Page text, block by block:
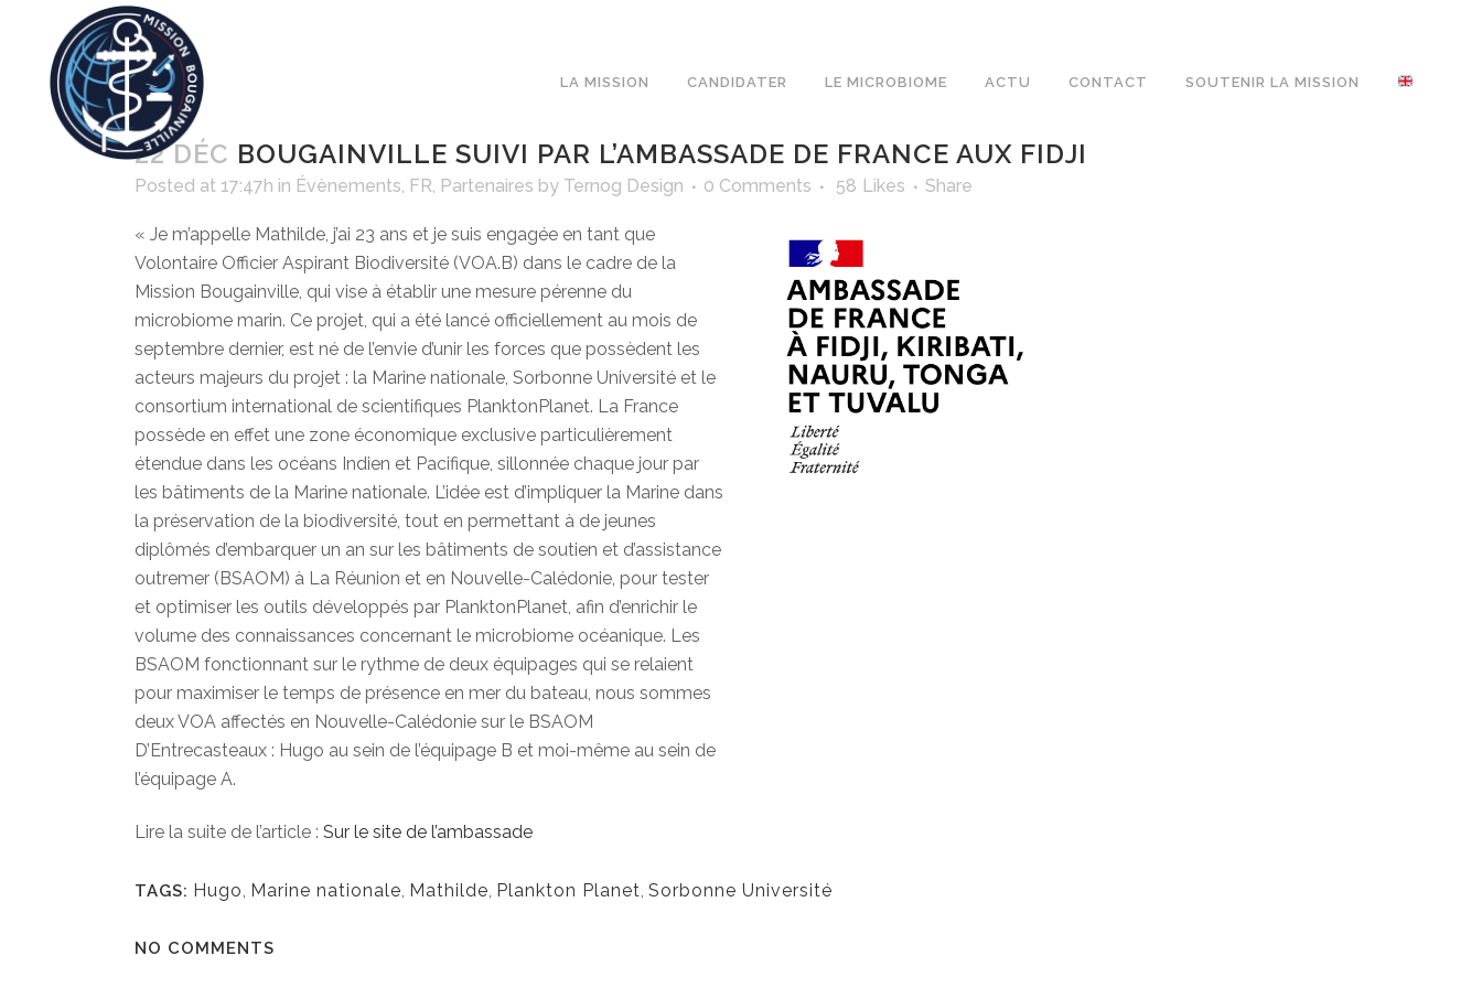
LA MISSION CANDIDATER LE MICROBIOME ACTU CONTACT SOUTENIR LA MISSION
22 DÉC BOUGAINVILLE SUIVI PAR L’AMBASSADE DE FRANCE AUX FIDJI
Posted at 17:47h in Évènements, FR, Partenaires by Ternog Design 0 Comments 58 Likes Share
« Je m’appelle Mathilde, j’ai 23 ans et je suis engagée en tant que
Volontaire Officier Aspirant Biodiversité (VOA.B) dans le cadre de la
Mission Bougainville, qui vise à établir une mesure pérenne du
microbiome marin. Ce projet, qui a été lancé officiellement au mois de
septembre dernier, est né de l’envie d’unir les forces que possèdent les
acteurs majeurs du projet : la Marine nationale, Sorbonne Université et le
consortium international de scientifiques PlanktonPlanet. La France
possède en effet une zone économique exclusive particulièrement
étendue dans les océans Indien et Pacifique, sillonnée chaque jour par
les bâtiments de la Marine nationale. L’idée est d’impliquer la Marine dans
la préservation de la biodiversité, tout en permettant à de jeunes
diplômés d’embarquer un an sur les bâtiments de soutien et d’assistance
outremer (BSAOM) à La Réunion et en Nouvelle-Calédonie, pour tester
et optimiser les outils développés par PlanktonPlanet, afin d’enrichir le
volume des connaissances concernant le microbiome océanique. Les
BSAOM fonctionnant sur le rythme de deux équipages qui se relaient
pour maximiser le temps de présence en mer du bateau, nous sommes
deux VOA affectés en Nouvelle-Calédonie sur le BSAOM
D’Entrecasteaux : Hugo au sein de l’équipage B et moi-même au sein de
l’équipage A.
Lire la suite de l’article : Sur le site de l’ambassade
TAGS: Hugo, Marine nationale, Mathilde, Plankton Planet, Sorbonne Université
NO COMMENTS